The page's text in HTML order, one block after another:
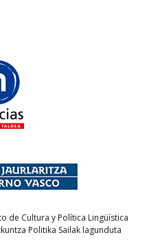
de Cultura y Política Lingüística
Politika Sailak lagunduta